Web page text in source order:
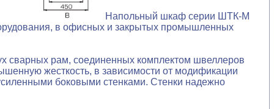
Напольный шкаф серии ШТК-М
в офисных и закрытых промышленных
сварных рам, соединенных комплектом швеллеров
жесткость, в зависимости от модификации
боковыми стенками. Стенки надежно